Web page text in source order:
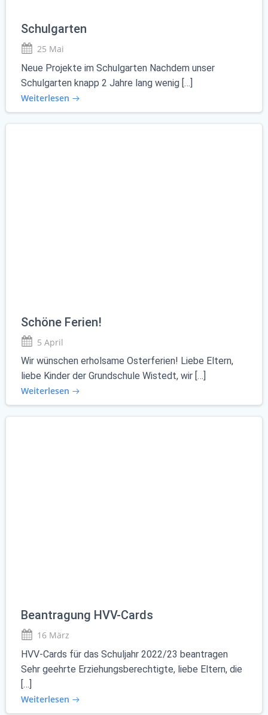
Schulgarten
25 Mai
Neue Projekte im Schulgarten Nachdem unser
Schulgarten knapp 2 Jahre lang wenig […]
Weiterlesen
Schöne Ferien!
5 April
Wir wünschen erholsame Osterferien! Liebe Eltern,
liebe Kinder der Grundschule Wistedt, wir […]
Weiterlesen
Beantragung HVV-Cards
16 März
HVV-Cards für das Schuljahr 2022/23 beantragen
Sehr geehrte Erziehungsberechtigte, liebe Eltern, die
[…]
Weiterlesen